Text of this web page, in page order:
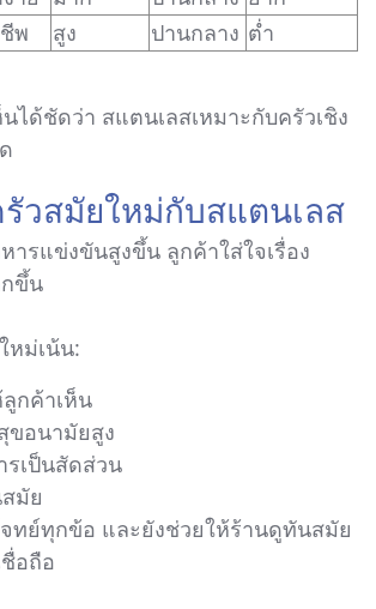
พ
สูง ปานกลาง ต่ำ
ได้ชัดว่า สแตนเลสเหมาะกับครัวเชิง
วสมัยใหม่กับสแตนเลส
ารแข่งขันสูงขึ้น ลูกค้าใส่ใจเรื่อง
ขึ้น
หม่เน้น:
กค้าเห็น
ขอนามัยสูง
รเป็นสัดส่วน
มัย
ทย์ทุกข้อ และยังช่วยให้ร้านดูทันสมัย
อถือ